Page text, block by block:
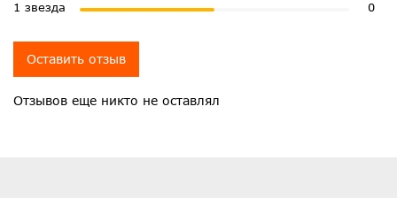
Отзывов еще никто не оставлял
1 звезда
0
Оставить отзыв